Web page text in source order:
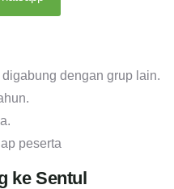
dengan grup lain.
peserta
ke Sentul